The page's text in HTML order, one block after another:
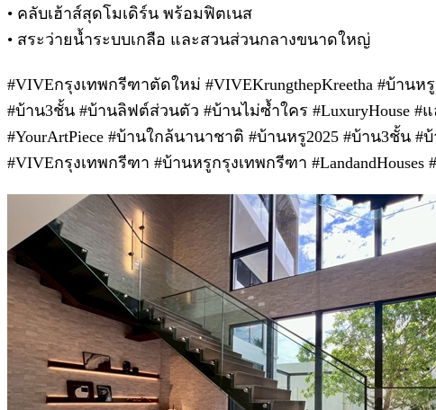
• คลับเฮ้าส์สุดโมเดิร์น พร้อมฟิตเนส
• สระว่ายน้ำระบบเกลือ และสวนส่วนกลางขนาดใหญ่
#VIVEกรุงเทพกรีฑาตัดใหม่ #VIVEKrungthepKreetha #บ้านห
#บ้าน3ชั้น #บ้านลิฟต์ส่วนตัว #บ้านไม่ซ้ำใคร #LuxuryHouse
#YourArtPiece #บ้านใกล้นานาชาติ #บ้านหรู2025 #บ้าน3ชั้น
#VIVEกรุงเทพกรีฑา #บ้านหรูกรุงเทพกรีฑา